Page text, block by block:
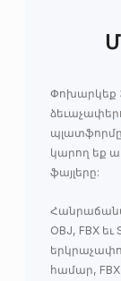
Փոխարկեք
պլատֆորմը
կարող եք
ֆայլերը:
OBJ, FBX
համար,